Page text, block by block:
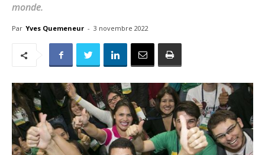
monde.
Par Yves Quemeneur - 3 novembre 2022